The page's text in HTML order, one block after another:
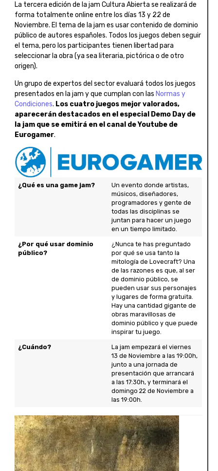
La tercera edición de la jam Cultura Abierta se realizará de
forma totalmente online entre los días 13 y 22 de
Noviembre. El tema de la jam es usar contenido de dominio
público de autores españoles. Todos los juegos deben seguir
el tema, pero los participantes tienen libertad para
seleccionar la obra (ya sea literaria, pictórica o de otro
origen).
Un grupo de expertos del sector evaluará todos los juegos
presentados en la jam y que cumplan con las Normas y
Condiciones. Los cuatro juegos mejor valorados,
aparecerán destacados en el especial Demo Day de
la jam que se emitirá en el canal de Youtube de
Eurogamer.
¿Qué es una game jam?
Un evento donde artistas,
músicos, diseñadores,
programadores y gente de
todas las disciplinas se
juntan para hacer un juego
en un tiempo limitado.
¿Por qué usar dominio
público?
¿Nunca te has preguntado
por qué se usa tanto la
mitología de Lovecraft? Una
de las razones es que, al ser
de dominio público, se
pueden usar sus personajes
y lugares de forma gratuita.
Hay una cantidad gigante de
obras maravillosas de
dominio público y que puede
inspirar tu juego.
¿Cuándo?
La jam empezará el viernes
13 de Noviembre a las 19:00h,
junto a una jornada de
presentación que arrancará
a las 17:30h, y terminará el
domingo 22 de Noviembre a
las 19:00h.